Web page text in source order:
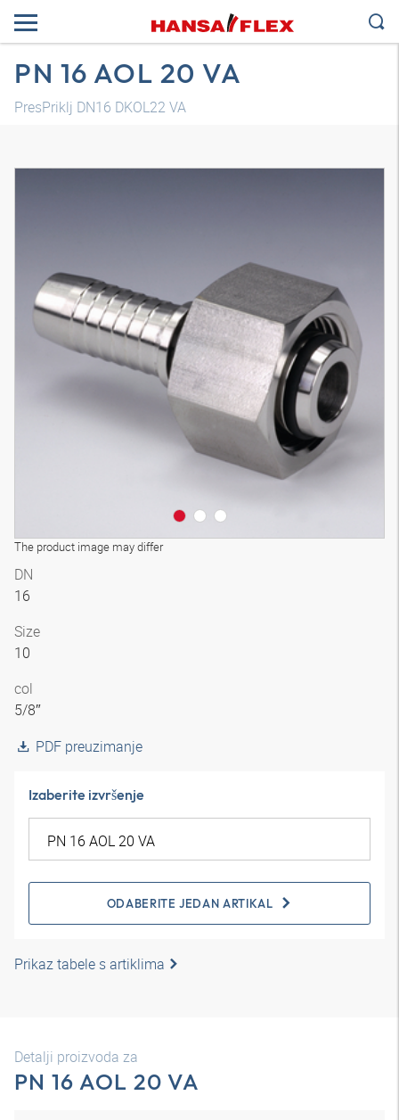
PN 16 AOL 20 VA
PresPriklj DN16 DKOL22 VA
The product image may differ
3D model
DN
16
Size
10
col
5/8″
PDF preuzimanje
Izaberite izvršenje
ODABERITE JEDAN ARTIKAL
Prikaz tabele s artiklima
Detalji proizvoda za
PN 16 AOL 20 VA